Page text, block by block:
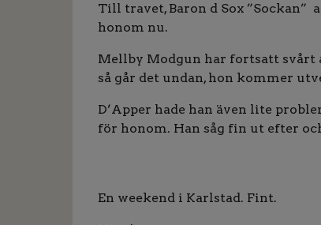
Till travet, Baron d Sox
honom nu.
Mellby Modgun har fortsatt svårt
så går det undan, hon kommer
D’Apper hade han även lite
för honom. Han såg fin ut efter
En weekend i Karlstad. Fint.